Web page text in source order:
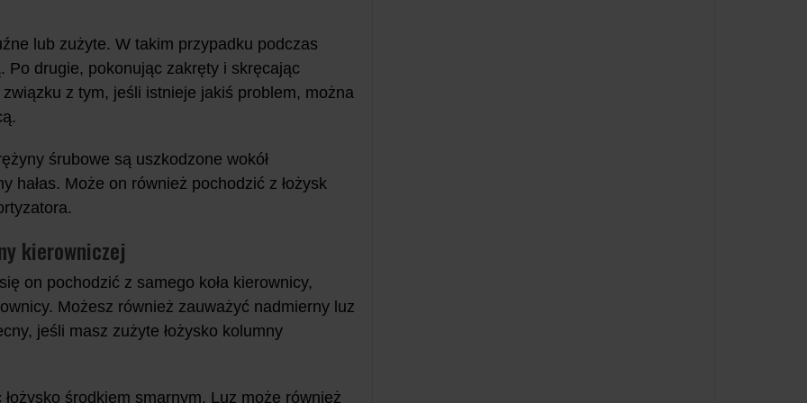
lub zużyte. W takim przypadku podczas
Po drugie, pokonując zakręty i skręcając
z tym, jeśli istnieje jakiś problem, można
śrubowe są uszkodzone wokół
hałas. Może on również pochodzić z łożysk
kierowniczej
on pochodzić z samego koła kierownicy,
Możesz również zauważyć nadmierny luz
jeśli masz zużyte łożysko kolumny
środkiem smarnym. Luz może również